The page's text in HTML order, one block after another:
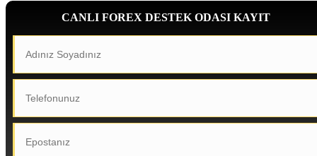
CANLI FOREX DESTEK ODASI KAYIT